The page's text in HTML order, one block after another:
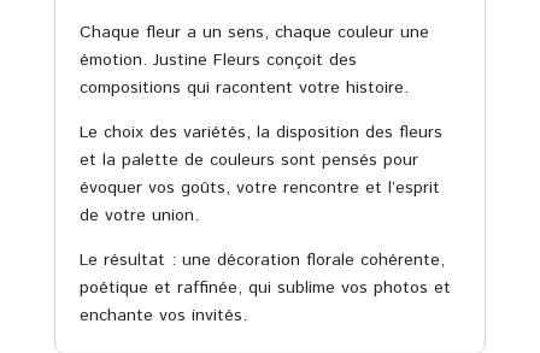
Chaque fleur a un sens, chaque couleur une
émotion. Justine Fleurs conçoit des
compositions qui racontent votre histoire.
Le choix des variétés, la disposition des fleurs
et la palette de couleurs sont pensés pour
évoquer vos goûts, votre rencontre et l’esprit
de votre union.
Le résultat : une décoration florale cohérente,
poétique et raffinée, qui sublime vos photos et
enchante vos invités.